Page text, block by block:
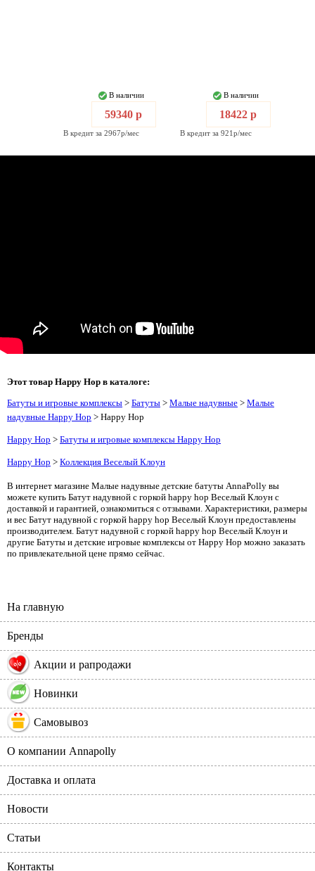
В наличии
59340 р
В кредит за 2967р/мес
В наличии
18422 р
В кредит за 921р/мес
Этот товар Happy Hop в каталоге:
Батуты и игровые комплексы > Батуты > Малые надувные > Малые
надувные Happy Hop > Happy Hop
Happy Hop > Батуты и игровые комплексы Happy Hop
Happy Hop > Коллекция Веселый Клоун
В интернет магазине Малые надувные детские батуты AnnaPolly вы
можете купить Батут надувной с горкой happy hop Веселый Клоун с
доставкой и гарантией, ознакомиться с отзывами. Характеристики, размеры
и вес Батут надувной с горкой happy hop Веселый Клоун предоставлены
производителем. Батут надувной с горкой happy hop Веселый Клоун и
другие Батуты и детские игровые комплексы от Happy Hop можно заказать
по привлекательной цене прямо сейчас.
На главную
Бренды
% Акции и рапродажи
Новинки
Самовывоз
О компании Annapolly
Доставка и оплата
Новости
Статьи
Контакты